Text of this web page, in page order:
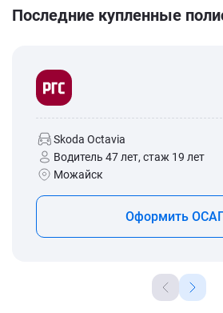
Последние купленные
Skoda Octavia
Водитель 47 лет, стаж 19 лет
Можайск
Оформить